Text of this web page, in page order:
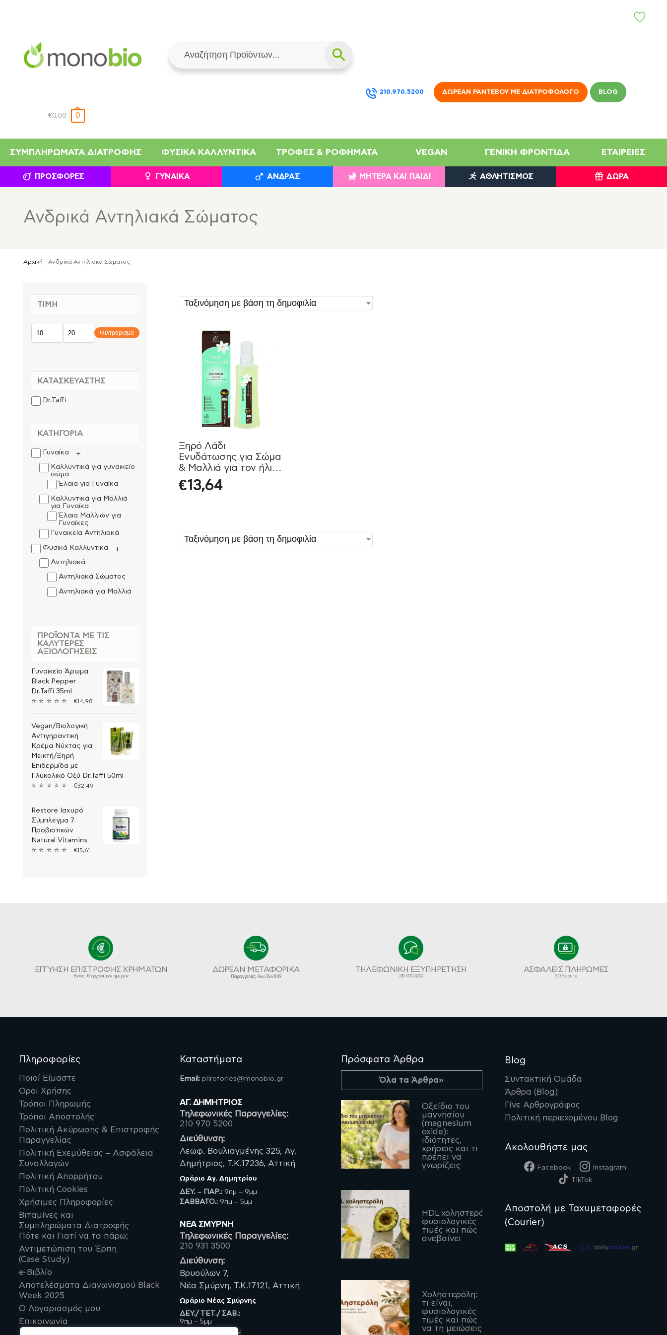
210.970.5200 ΔΩΡΕΆΝ ΡΑΝΤΕΒΟΎ ΜΕ ΔΙΑΤΡΟΦΟΛΌΓΟ BLOG
Α
€0,00 0
ΣΥΜΠΛΗΡΏΜΑΤΑ ΔΙΑΤΡΟΦΉΣ ΦΥΣΙΚΆ ΚΑΛΛΥΝΤΙΚΆ ΤΡΟΦΈΣ & ΡΟΦΉΜΑΤΑ VEGAN ΓΕΝΙΚΉ ΦΡΟΝΤΊΔΑ ΕΤΑΙΡΕΊΕΣ
ΠΡΟΣΦΟΡΈΣ ΓΥΝΑΊΚΑ ΆΝΔΡΑΣ ΜΗΤΈΡΑ ΚΑΙ ΠΑΙΔΊ ΑΘΛΗΤΙΣΜΌΣ ΔΏΡΑ
Ανδρικά Αντηλιακά Σώματος
Αρχική - Ανδρικά Αντηλιακά Σώματος
Ξηρό Λάδι
Ενυδάτωσης για Σώμα
& Μαλλιά για τον ήλιο
Dr.Taffi 150ml
€13,64
ΤΙΜΉ
Φιλτράρισμα
ΚΑΤΑΣΚΕΥΑΣΤΉΣ
Dr.Taffi
ΚΑΤΗΓΟΡΊΑ
Γυναίκα
+
Καλλυντικά για γυναικείο
σώμα
Έλαια για Γυναίκα
Καλλυντικά για Μαλλιά
για Γυναίκα
Έλαια Μαλλιών για
Γυναίκες
Γυναικεία Αντηλιακά
Φυσικά Καλλυντικά
+
Αντηλιακά
Αντηλιακά Σώματος
Αντηλιακά για Μαλλιά
Ενδυνάμωση μαλλιών
Τροφές & Ροφήματα
Συμπληρώματα
Διατροφής
Μητέρα και Παιδί
+
Vegan
+
Άνδρας
+
Ανδρικά Αντηλιακά
Ανδρικά Αντηλιακά
Σώματος
ΠΡΟΪΌΝΤΑ ΜΕ ΤΙΣ
ΚΑΛΎΤΕΡΕΣ
ΑΞΙΟΛΟΓΉΣΕΙΣ
Γυναικείο Άρωμα
Black Pepper
Dr.Taffi 35ml
⭐ ⭐ ⭐ ⭐ ⭐ €14,98
Vegan/Βιολογική
Αντιγηραντική
Κρέμα Νύχτας για
Μεικτή/Ξηρή
Επιδερμίδα με
Γλυκολικό Οξύ Dr.Taffi 50ml
⭐ ⭐ ⭐ ⭐ ⭐ €32,49
Restore Ισχυρό
Σύμπλεγμα 7
Προβιοτικών
Natural Vitamins
⭐ ⭐ ⭐ ⭐ ⭐ €15,61
ΕΓΓΥΗΣΗ ΕΠΙΣΤΡΟΦΗΣ ΧΡΗΜΑΤΩΝ
Εντός 10 εργάσιμων ημερών
ΔΩΡΕΑΝ ΜΕΤΑΦΟΡΙΚΑ
Παραγγελίες Άνω Των €49
ΤΗΛΕΦΩΝΙΚΗ ΕΞΥΠΗΡΕΤΗΣΗ
210-970-5200
ΑΣΦΑΛΕΙΣ ΠΛΗΡΩΜΕΣ
3D Secure
Πληροφορίες
Ποιοί Είμαστε
Οροι Χρήσης
Τρόποι Πληρωμής
Τρόποι Αποστολής
Πολιτική Ακύρωσης & Επιστροφής
Παραγγελίας
Πολιτική Εχεμύθειας – Ασφάλεια
Συναλλαγών
Πολιτική Απορρήτου
Πολιτική Cookies
Χρήσιμες Πληροφορίες
Βιταμίνες και
Συμπληρώματα Διατροφής
Πότε και Γιατί να τα πάρω;
Αντιμετώπιση του Έρπη
(Case Study)
e-Βιβλίο
Αποτελέσματα Διαγωνισμού Black
Week 2025
Ο Λογαριασμός μου
Επικοινωνία
Καταστήματα
Email: plirofories@monobio.gr
ΑΓ. ΔΗΜΗΤΡΙΟΣ
Τηλεφωνικές Παραγγελίες:
210 970 5200
Διεύθυνση:
Λεωφ. Βουλιαγμένης 325, Αγ.
Δημήτριος, Τ.Κ.17236, Αττική
ΩράριοΑγ. Δημητρίου
ΔΕΥ. – ΠΑΡ.: 9πμ – 9μμ
ΣΑΒBATO.: 9πμ – 5μμ
ΝΈΑ ΣΜΥΡΝΗ
Τηλεφωνικές Παραγγελίες:
210 931 3500
Διεύθυνση:
Βρυούλων 7,
Νέα Σμύρνη, Τ.Κ.17121, Αττική
Ωράριο Νέας Σμύρνης
ΔΕΥ./ ΤΕΤ./ ΣΑΒ.:
9πμ – 5μμ
ΤΡΙ./ ΠΕΜ./ ΠΑΡ.:
Πρόσφατα Άρθρα
Όλα τα Άρθρα»
Οξείδιο του
μαγνησίου
(magnesium
oxide):
ιδιότητες,
χρήσεις και τι
πρέπει να
γνωρίζεις
HDL χοληστερόλη:
φυσιολογικές
τιμές και πώς
ανεβαίνει
Χοληστερόλη:
τι είναι,
φυσιολογικές
τιμές και πώς
να τη μειώσεις
Blog
Συντακτική Ομάδα
Άρθρα (Blog)
Γίνε Αρθρογράφος
Πολιτική περιεχομένου Blog
Ακολουθήστε μας
Facebook
Instagram
TikTok
Αποστολή με Ταχυμεταφορές
(Courier)